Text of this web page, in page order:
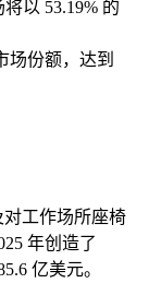
以 53.19% 的
场份额，达到
工作场所座椅
年创造了
亿美元。